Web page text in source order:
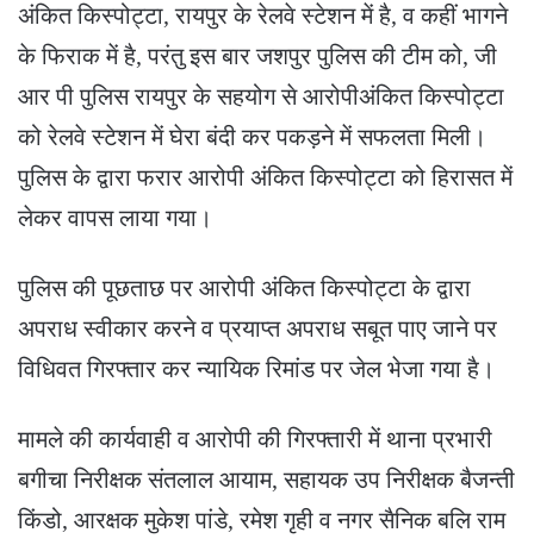
अंकित किस्पोट्टा, रायपुर के रेलवे स्टेशन में है, व कहीं भागने
के फिराक में है, परंतु इस बार जशपुर पुलिस की टीम को, जी
आर पी पुलिस रायपुर के सहयोग से आरोपीअंकित किस्पोट्टा
को रेलवे स्टेशन में घेरा बंदी कर पकड़ने में सफलता मिली।
पुलिस के द्वारा फरार आरोपी अंकित किस्पोट्टा को हिरासत में
लेकर वापस लाया गया।
पुलिस की पूछताछ पर आरोपी अंकित किस्पोट्टा के द्वारा
अपराध स्वीकार करने व प्रयाप्त अपराध सबूत पाए जाने पर
विधिवत गिरफ्तार कर न्यायिक रिमांड पर जेल भेजा गया है।
मामले की कार्यवाही व आरोपी की गिरफ्तारी में थाना प्रभारी
बगीचा निरीक्षक संतलाल आयाम, सहायक उप निरीक्षक बैजन्ती
किंडो, आरक्षक मुकेश पांडे, रमेश गृही व नगर सैनिक बलि राम